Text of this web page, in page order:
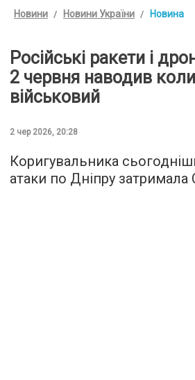
Новини Новини України Новина
Російські ракети і
2 червня наводив
військовий
2 чер 2026, 20:28
Коригувальника
атаки по Дніпру затримала